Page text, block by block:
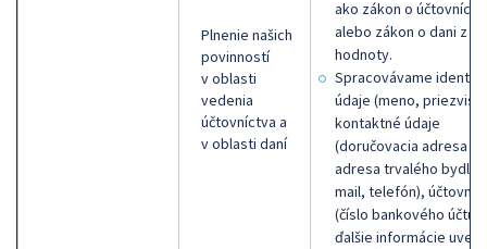
Plnenie našich
povinností
v oblasti
vedenia
účtovníctva a
v oblasti daní
ako zákon o
alebo zákon o dani z
hodnoty.
Spracovávame
údaje (meno,
kontaktné údaje
(doručovacia adresa
adresa trvalého
mail, telefón), účtovné
(číslo bankového účtu a
ďalšie informácie